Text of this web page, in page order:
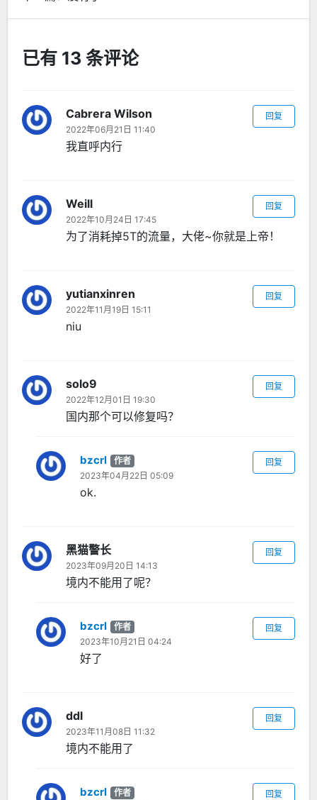
已有 13 条评论
Cabrera Wilson
2022年06月21日 11:40
回复
我直呼内行
Weill
2022年10月24日 17:45
回复
为了消耗掉5T的流量，大佬~你就是上帝！
yutianxinren
2022年11月19日 15:11
回复
niu
solo9
2022年12月01日 19:30
回复
国内那个可以修复吗？
bzcrl
作者
2023年04月22日 05:09
回复
ok.
黑猫警长
2023年09月20日 14:13
回复
境内不能用了呢？
bzcrl
作者
2023年10月21日 04:24
回复
好了
ddl
2023年11月08日 11:32
回复
境内不能用了
bzcrl
作者
回复